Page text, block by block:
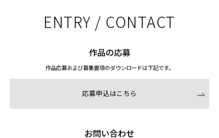
ENTRY / CONTACT
作品の応募
作品応募および募集要項のダウンロードは下記です。
応募申込はこちら
お問い合わせ